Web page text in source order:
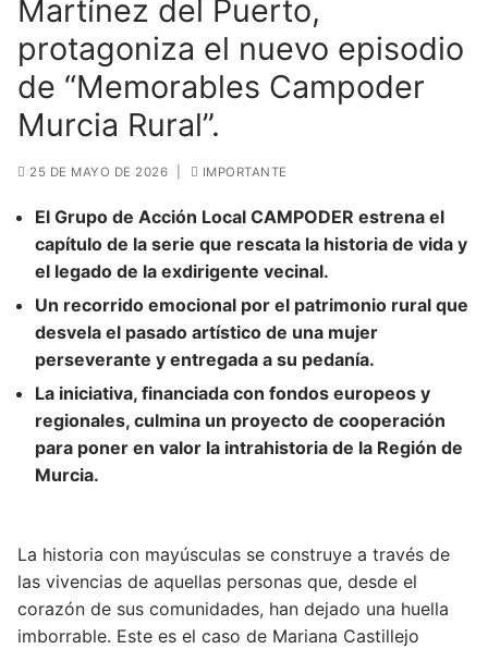
Martínez del Puerto,
protagoniza el nuevo episodio
de “Memorables Campoder
Murcia Rural”.
25 DE MAYO DE 2026 IMPORTANTE
El Grupo de Acción Local CAMPODER estrena el
capítulo de la serie que rescata la historia de vida y
el legado de la exdirigente vecinal.
Un recorrido emocional por el patrimonio rural que
desvela el pasado artístico de una mujer
perseverante y entregada a su pedanía.
La iniciativa, financiada con fondos europeos y
regionales, culmina un proyecto de cooperación
para poner en valor la intrahistoria de la Región de
Murcia.
La historia con mayúsculas se construye a través de
las vivencias de aquellas personas que, desde el
corazón de sus comunidades, han dejado una huella
imborrable. Este es el caso de Mariana Castillejo